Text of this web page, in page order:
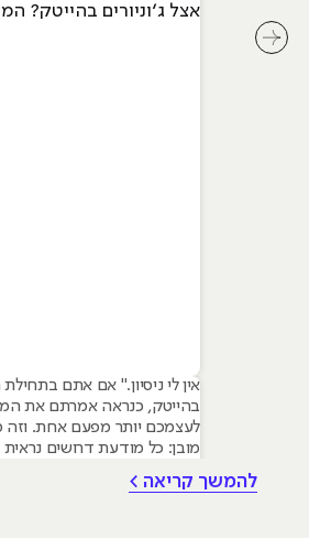
אצל ג׳וניורים בהייטק?
אין לי ניסיון." אם אתם
בהייטק, כנראה אמרתם את
לעצמכם יותר מפעם אחת.
מובן: כל מודעת דרושים נראית
כבר נגע במוצר אמיתי, כבר צבר
להמשך קריאה >
לחץ לשיקופית קודמת בסליידר מאמרים